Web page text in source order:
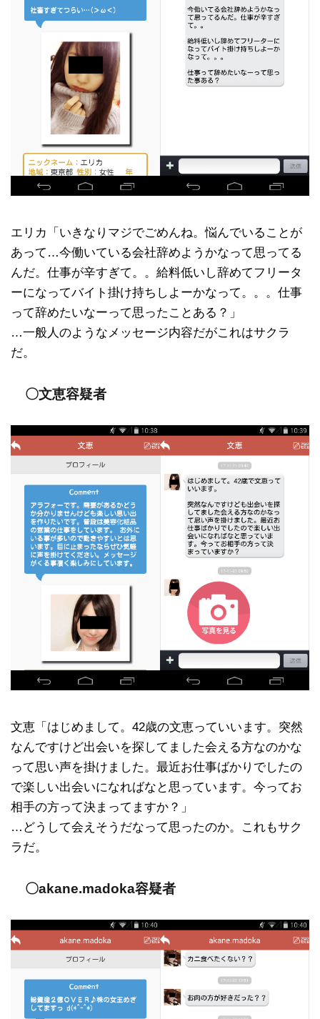
エリカ「いきなりマジでごめんね。悩んでいることが
あって…今働いている会社辞めようかなって思ってる
んだ。仕事が辛すぎて。。給料低いし辞めてフリータ
ーになってバイト掛け持ちしよーかなって。。。仕事
って辞めたいなーって思ったことある？」
…一般人のようなメッセージ内容だがこれはサクラ
だ。
〇文恵容疑者
文恵「はじめまして。42歳の文恵っていいます。突然
なんですけど出会いを探してました会える方なのかな
って思い声を掛けました。最近お仕事ばかりでしたの
で楽しい出会いになればなと思っています。今ってお
相手の方って決まってますか？」
…どうして会えそうだなって思ったのか。これもサク
ラだ。
〇akane.madoka容疑者